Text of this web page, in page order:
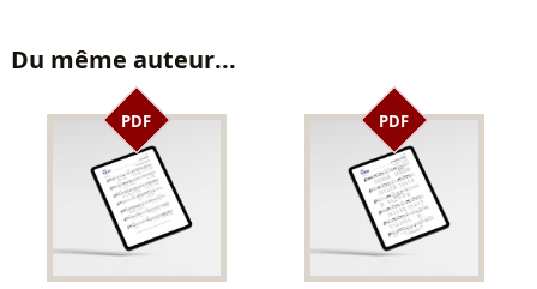
Du même auteur...
PDF PDF